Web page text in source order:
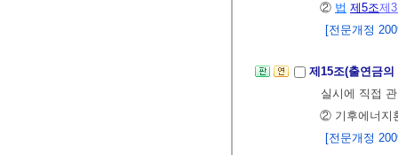
② 법 제5조제
[전문개정
제15조(출연금
실시에 직접
② 기후에너지
[전문개정